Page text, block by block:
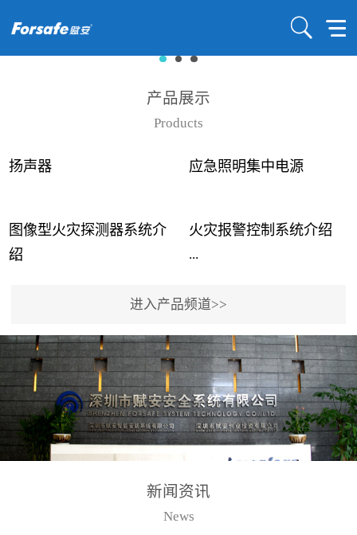
产品展示
Products
扬声器 应急照明集中电源
图像型火灾探测器系统介
绍
...
事故频发，传统的火灾探
测方法已无法满足要求。
尤其是目前众多的大型影
剧院、会议展览中心、体
育馆、大型仓库和隧道空
间等，其建筑结构特殊、
火灾隐患多。一旦发生火
火灾报警控制系统介绍
...
用了具有仲裁机制和冗余
校验的总线传输技术、线
路状态检测与保护技术、
后向光电感烟探测技术、
高可靠的系统抗干扰技术
等多项专利技术和专有技
警领域三十多年技术积累
和工程实践的结晶。
进入产品频道>>
新闻资讯
News